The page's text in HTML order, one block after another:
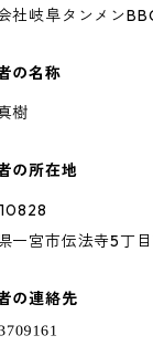
社岐阜タンメン
の名称
樹
の所在地
一宮市伝法寺5丁
の連絡先